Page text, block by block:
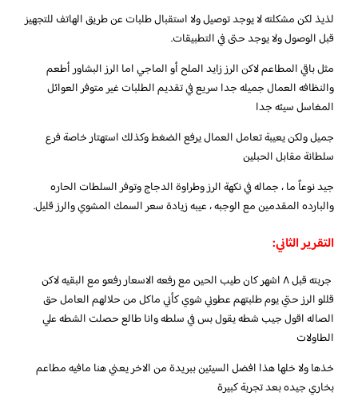
لذيذ لكن مشكلته لا يوجد توصيل ولا استقبال طلبات عن طريق الهاتف للتجهيز
قبل الوصول ولا يوجد حتى في التطبيقات.
مثل باقي المطاعم لاكن الرز زايد الملح أو الماجي اما الرز البشاور أطعم
والنظافه العمال جميله جدا سريع في تقديم الطلبات غير متوفر العوائل
المغاسل سيئه جدا
جميل ولكن يعيبة تعامل العمال يرفع الضغط وكذلك استهتار خاصة فرع
سلطانة مقابل الحبلين
جيد نوعاً ما ، جماله في نكهة الرز وطراوة الدجاج وتوفر السلطات الحاره
والبارده المقدمين مع الوجبه ، عيبه زيادة سعر السمك المشوي والرز قليل.
التقرير الثاني:
جربته قبل ٨ اشهر كان طيب الحين مع رفعه الاسعار رفعو مع البقيه لاكن
قللو الرز حتي يوم طلبتهم عطوني شوي كأني ماكل من حلالهم العامل حق
الصاله اقول جيب شطه يقول بس في سلطه وانا طالع حصلت الشطه علي
الطاولات
خذها ولا خلها هذا افضل السيئين ببريدة من الاخر يعني هنا مافيه مطاعم
بخاري جيده بعد تجربة كبيرة